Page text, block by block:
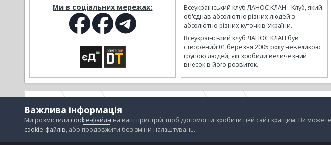
Ми в соціальних мережах:
Всеукраїнський клуб ЛАНОС КЛАН - Клуб, який
об'єднав абсолютно різних людей з
абсолютно різних куточків України.
Всеукраїнський клуб ЛАНОС КЛАН був
створений 01 березня 2005 року невеликою
групою людей, які зробили величезний
внесок в його розвиток.
Важлива інформація
Ми розмістили cookie-файлы на ваш пристрій, щоб допомогти зробити цей сайт кращим. Ви можете
cookie-файлів, або продовжити без зміни налаштувань.